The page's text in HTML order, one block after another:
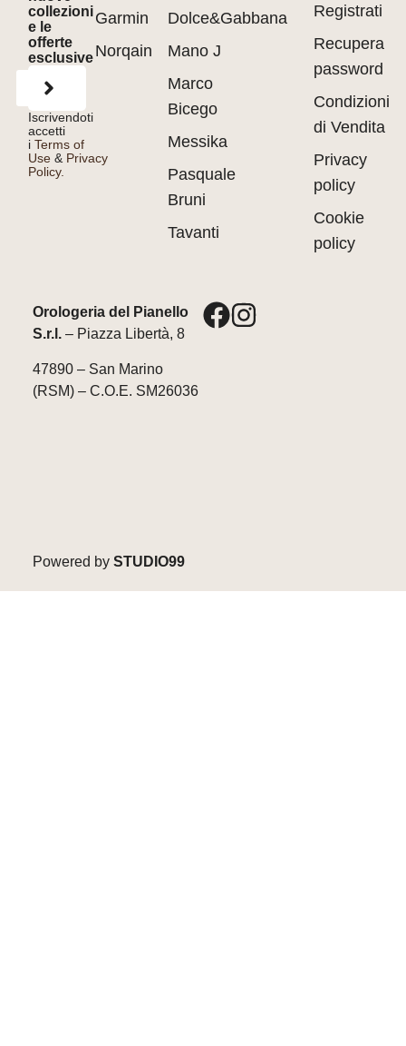
collezioni
e le
offerte
esclusive
Iscrivendoti
accetti
iTerms of
Use & Privacy
Policy.
Garmin
Norqain
Dolce&Gabbana
Mano J
Marco
Bicego
Messika
Pasquale
Bruni
Tavanti
Registrati
Recupera
password
Condizioni
di Vendita
Privacy
policy
Cookie
policy
Orologeria del Pianello
S.r.l.– Piazza Libertà, 8
47890 – San Marino
(RSM) – C.O.E. SM26036
Powered by STUDIO99